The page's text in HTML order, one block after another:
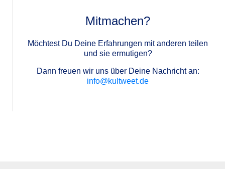
Mitmachen?
Möchtest Du Deine Erfahrungen mit anderen teilen
und sie ermutigen?
Dann freuen wir uns über Deine Nachricht an:
info@kultweet.de